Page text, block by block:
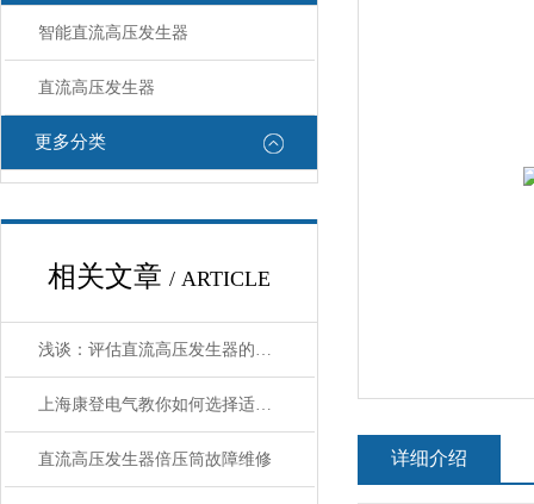
智能直流高压发生器
直流高压发生器
更多分类
相关文章 / ARTICLE
浅谈：评估直流高压发生器的性能？
上海康登电气教你如何选择适合的直流高压发生器？
直流高压发生器倍压筒故障维修 详细介绍